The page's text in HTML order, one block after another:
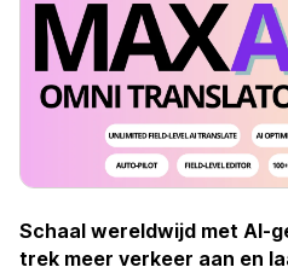
Schaal wereldwijd met AI-
trek meer verkeer aan en